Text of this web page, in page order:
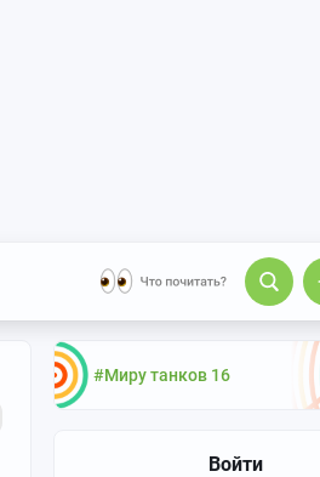
#Миру танков 16
Войти